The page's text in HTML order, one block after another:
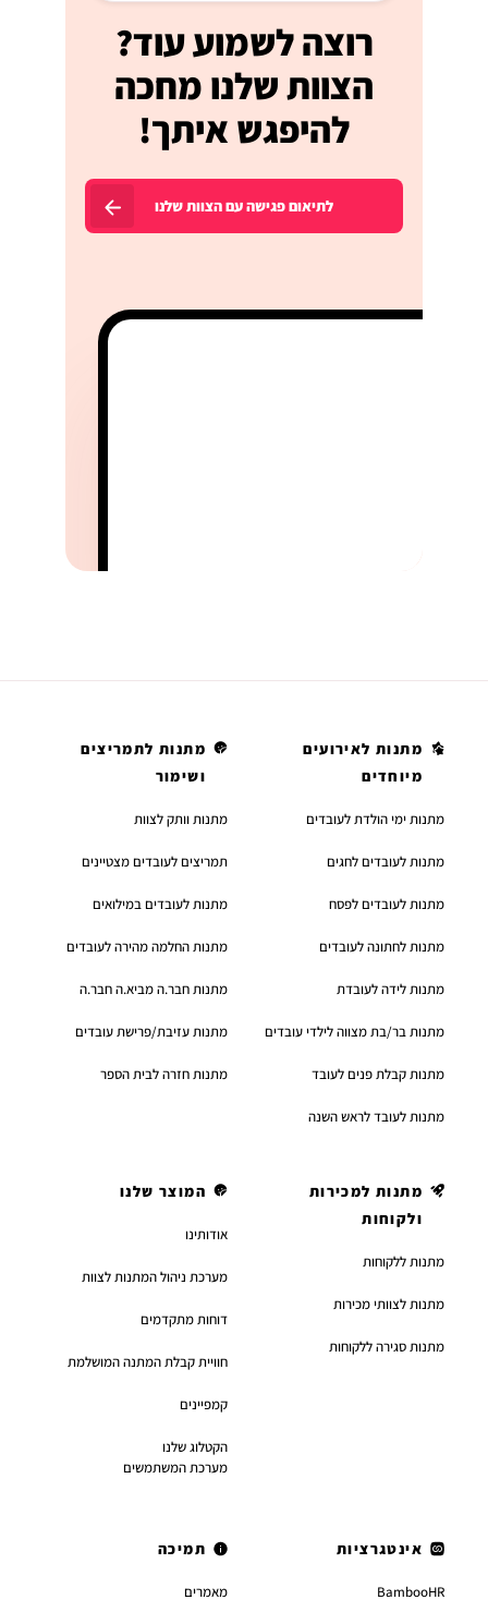
רוצה לשמוע עוד?
הצוות שלנו מחכה
להיפגש איתך!
לתיאום פגישה עם הצוות שלנו
מתנות לאירועים
מיוחדים
מתנות ימי הולדת לעובדים
מתנות לעובדים לחגים
מתנות לעובדים לפסח
מתנות לחתונה לעובדים
מתנות לידה לעובדת
מתנות בר/בת מצווה לילדי עובדים
מתנות קבלת פנים לעובד
מתנות לעובד לראש השנה
מתנות לתמריצים
ושימור
מתנות וותק לצוות
תמריצים לעובדים מצטיינים
מתנות לעובדים במילואים
מתנות החלמה מהירה לעובדים
מתנות חבר.ה מביא.ה חבר.ה
מתנות עזיבת/פרישת עובדים
מתנות חזרה לבית הספר
מתנות למכירות
ולקוחות
מתנות ללקוחות
מתנות לצוותי מכירות
מתנות סגירה ללקוחות
המוצר שלנו
אודותינו
מערכת ניהול המתנות לצוות
דוחות מתקדמים
חוויית קבלת המתנה המושלמת
קמפיינים
הקטלוג שלנו
מערכת המשתמשים
אינטגרציות
BambooHR
תמיכה
מאמרים